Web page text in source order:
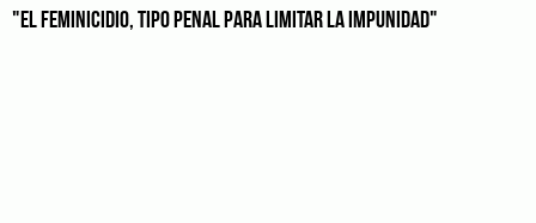
"EL FEMINICIDIO, TIPO PENAL PARA LIMITAR LA IMPUNIDAD"